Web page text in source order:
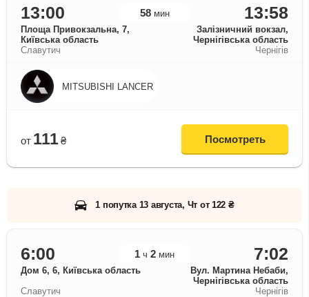
13:00 58 мин 13:58
Площа Привокзальна, 7,
Київська область
Залізничний вокзал,
Чернігівська область
Славутич
Чернігів
MITSUBISHI LANCER
от 111 ₴ Посмотреть
1 попутка 13 августа, Чт от 122 ₴
6:00 1 ч 2 мин 7:02
Дом 6, 6, Київська область
Вул. Мартина Небаби,
Чернігівська область
Славутич
Чернігів